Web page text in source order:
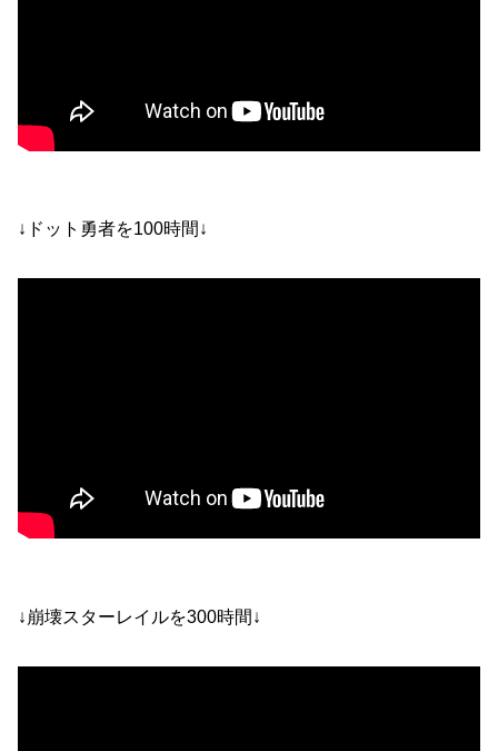
↓ドット勇者を100時間↓
↓崩壊スターレイルを300時間↓